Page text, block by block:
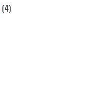
(4)